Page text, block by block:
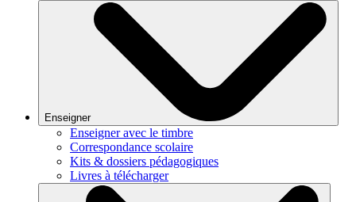
Enseigner
Enseigner avec le timbre
Correspondance scolaire
Kits & dossiers pédagogiques
Livres à télécharger